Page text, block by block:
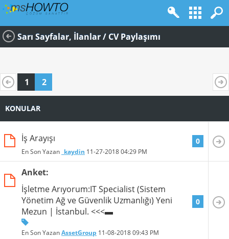
Sarı Sayfalar, İlanlar / CV Paylaşımı
1 2
KONULAR
İş Arayışı
En Son Yazan _kaydin 11-27-201804:29 PM
0
Anket:
İşletme Arıyorum:IT Specialist (Sistem
Yönetim Ağ ve Güvenlik Uzmanlığı) Yeni
Mezun | İstanbul. <<<▬
En Son YazanAssetGroup 11-08-201809:43 PM
0